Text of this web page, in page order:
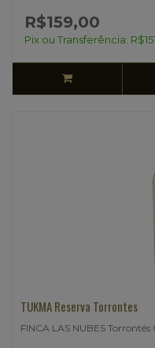
R$159,00
Pix ou Transferência:
TUKMA Reserva Torrontes
FINCA LAS NUBES Torrontés